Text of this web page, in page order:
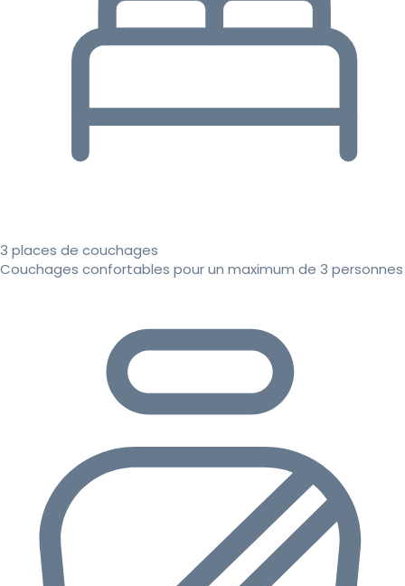
3 places de couchages
Couchages confortables pour un maximum de 3 personnes